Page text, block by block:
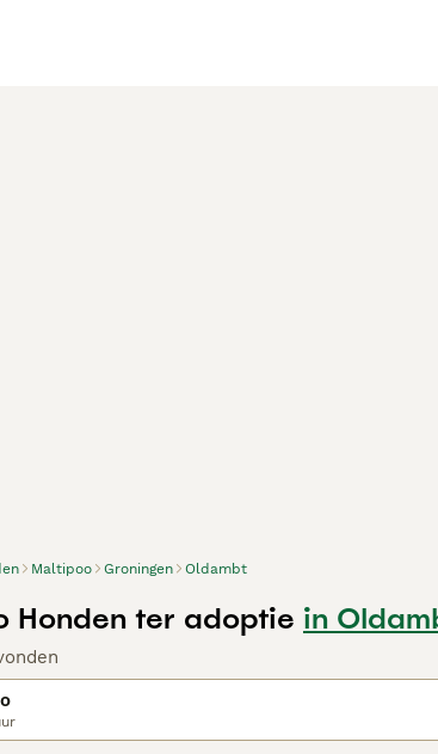
Maltipoo Groningen Oldambt
Honden ter adoptie in